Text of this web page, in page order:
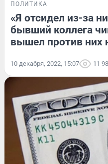
ПОЛИТИКА
«Я отсидел из-за
бывший коллега
вышел против них
10 декабря, 2022, 15:07 11